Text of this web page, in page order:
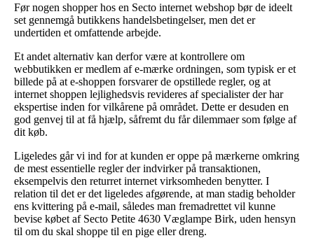
Før nogen shopper hos en Secto internet webshop bør de ideelt
set gennemgå butikkens handelsbetingelser, men det er
undertiden et omfattende arbejde.
Et andet alternativ kan derfor være at kontrollere om
webbutikken er medlem af e-mærke ordningen, som typisk er et
billede på at e-shoppen forsvarer de opstillede regler, og at
internet shoppen lejlighedsvis revideres af specialister der har
ekspertise inden for vilkårene på området. Dette er desuden en
god genvej til at få hjælp, såfremt du får dilemmaer som følge af
dit køb.
Ligeledes går vi ind for at kunden er oppe på mærkerne omkring
de mest essentielle regler der indvirker på transaktionen,
eksempelvis den returret internet virksomheden benytter. I
relation til det er det ligeledes afgørende, at man stadig beholder
ens kvittering på e-mail, således man fremadrettet vil kunne
bevise købet af Secto Petite 4630 Væglampe Birk, uden hensyn
til om du skal shoppe til en pige eller dreng.